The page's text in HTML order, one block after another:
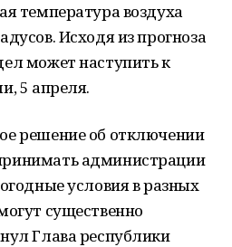
температура воздуха
Исходя из прогноза
может наступить к
5 апреля.
решение об отключении
администрации
условия в разных
существенно
Глава республики